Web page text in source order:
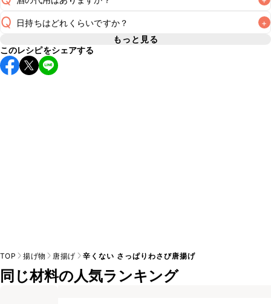
A
A
Q 日持ちはどれくらいですか？ +
A
保存期間は冷蔵で翌日中が目安です。なるべくお早めにお召
し上がりください。
もっと見る
このレシピをシェアする
TOP 揚げ物 唐揚げ 辛くない さっぱりわさび唐揚げ
同じ材料の人気ランキング